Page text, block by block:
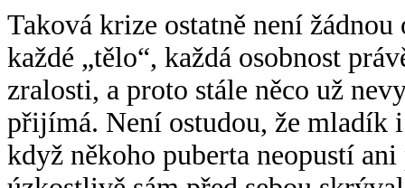
Taková krize ostatně není
každé „tělo“, každá osobnost
zralosti, a proto stále něco už
přijímá. Není ostudou, že mladík
když někoho puberta neopustí